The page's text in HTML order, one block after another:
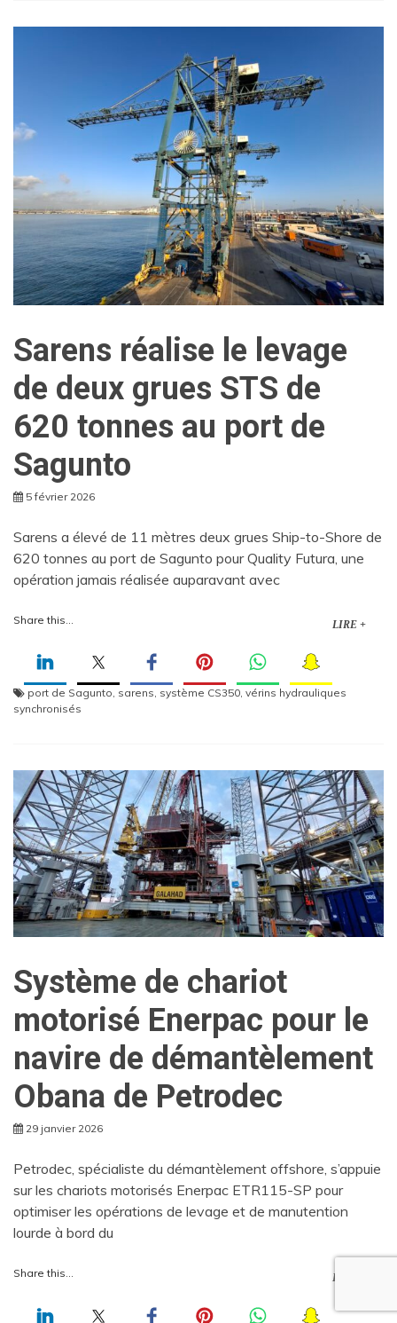
Sarens réalise le levage
de deux grues STS de
620 tonnes au port de
Sagunto
5 février 2026
Sarens a élevé de 11 mètres deux grues Ship-to-Shore de
620 tonnes au port de Sagunto pour Quality Futura, une
opération jamais réalisée auparavant avec
Share this... LIRE +
port de Sagunto sarens système CS350 vérins hydrauliques
synchronisés
Système de chariot
motorisé Enerpac pour le
navire de démantèlement
Obana de Petrodec
29 janvier 2026
Petrodec, spécialiste du démantèlement offshore, s’appuie
sur les chariots motorisés Enerpac ETR115-SP pour
optimiser les opérations de levage et de manutention
lourde à bord du
Share this... LIRE +